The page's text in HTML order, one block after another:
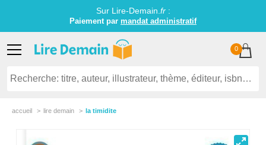
Sur Lire-Demain. fr:
Paiement par mandat administratif
0
accueil lire demain la timidite